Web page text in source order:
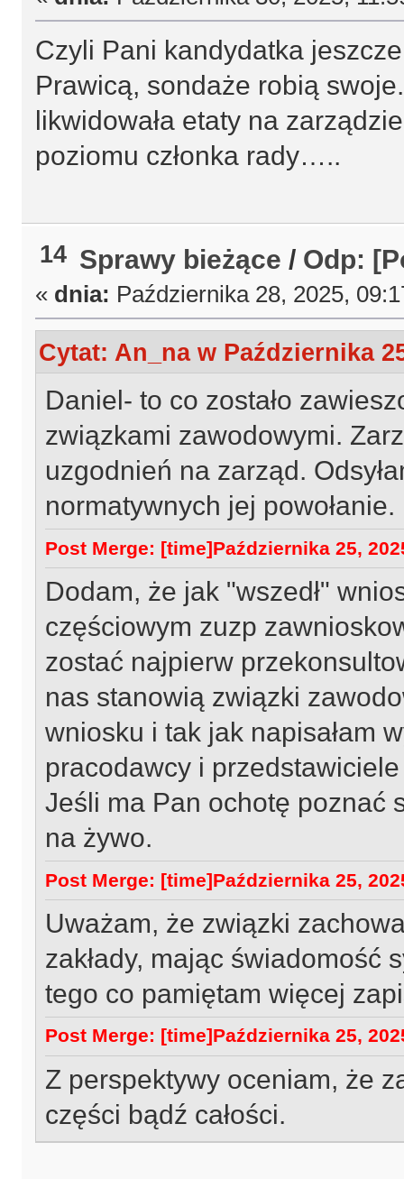
Czyli Pani kandydatka
Prawicą, sondaże robią
likwidowała etaty na
poziomu członka rady…..
14 Sprawy bieżące / Odp:
« dnia: Października 28, 2025,
Cytat: An_na w Października
Daniel- to co zostało
związkami zawodowymi.
uzgodnień na zarząd.
normatywnych jej powołanie.
Post Merge: [time]Października 25,
Dodam, że jak "wszedł"
częściowym zuzp
zostać najpierw
nas stanowią związki
wniosku i tak jak napisałam
pracodawcy i
Jeśli ma Pan ochotę poznać
na żywo.
Post Merge: [time]Października 25,
Uważam, że związki
zakłady, mając świadomość
tego co pamiętam więcej
Post Merge: [time]Października 25,
Z perspektywy oceniam, że
części bądź całości.